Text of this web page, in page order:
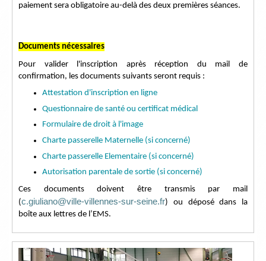
paiement sera obligatoire au-delà des deux premières séances.
Documents nécessaires
Pour valider l'inscription après réception du mail de
confirmation, les documents suivants seront requis :
Attestation d'inscription en ligne
Questionnaire de santé ou certificat médical
Formulaire de droit à l'image
Charte passerelle Maternelle (si concerné)
Charte passerelle Elementaire (si concerné)
Autorisation parentale de sortie (si concerné)
Ces documents doivent être transmis par mail
(c.giuliano@ville-villennes-sur-seine.fr) ou déposé dans la
boîte aux lettres de l’EMS.